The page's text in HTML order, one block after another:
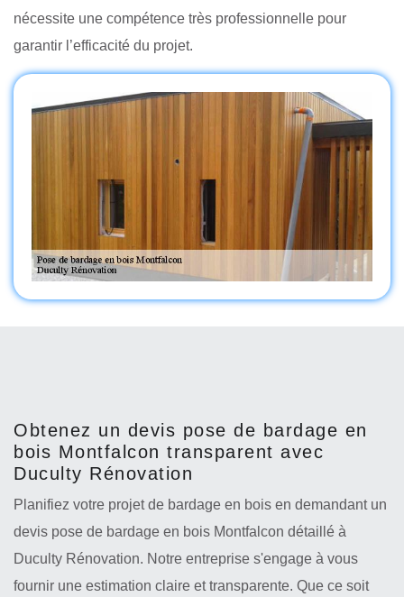
nécessite une compétence très professionnelle pour
garantir l’efficacité du projet.
Obtenez un devis pose de bardage en
bois Montfalcon transparent avec
Duculty Rénovation
Planifiez votre projet de bardage en bois en demandant un
devis pose de bardage en bois Montfalcon détaillé à
Duculty Rénovation. Notre entreprise s'engage à vous
fournir une estimation claire et transparente. Que ce soit